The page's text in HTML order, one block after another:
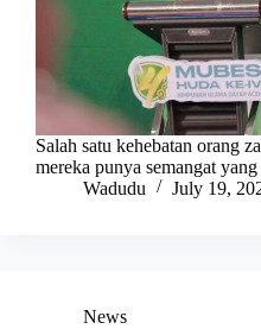
Salah satu kehebatan orang
mereka punya semangat
Wadudu
July 19,
News